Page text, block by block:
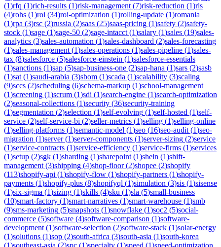
(1)rfq (1)rich-results (1)risk-management (7)risk-reduction (1)rls
(4)rohs (1)roi (34)roi-optimization (1)rolling-update (1)romania
(1)rpa (3)rsc (2)russia (2)saas (25)saas-pricing (1)safety (2)safety-
stock (1)sage (1)sage-50 (2)sage-intacct (1)salary (1)sales (19)sales-
analytics (3)sales-automation (1)sales-dashboard (2)sales-forecasting
(1)sales-management (1)sales-operations (1)sales-pipeline (1)sales-
tax (8)salesforce (5)salesforce-einstein (1)salesforce-essentials
(1)sanctions (1)sap (5)sap-business-one (2)sap-hana (1)sars (2)sasb
(1)sat (1)saudi-arabia (3)sbom (1)scada (1)scalability (3)scaling
(9)sccs (2)scheduling (6)schema-markup (1)school-management
(1)screening (1)scrum (1)sdi (1)search-engine (1)search-optimization
(2)seasonal-collections (1)security (36)security-training
(1)segmentation (2)selection (1)self-evolving (1)self-hosted (1)self-
service (2)self-service-bi (2)seller-metrics (1)selling (1)selling-online
(1)selling-platforms (1)semantic-model (1)seo (16)seo-audit (1)seo-
migration (1)server(1)server-components (1)server-sizing (2)service
(1)service-contracts (1)service-efficiency (1)service-firms (1)services
(1)setup (2)sgk (1)sharding (1)sharepoint (1)shein (1)shift-
management (3)shipping (4)shop-floor(2)shopee (2)shopify
(113)shopify-api (1)shopify-flow (1)shopify-partners (1)shopify-
payments (1)shopify-plus (8)shopifyql (1)simulation (3)sis (1)sisense
(1)six-sigma (1)sizing (1)skills (4)sku (1)sla (5)small-business
(10)smart-factory (1)smart-narratives (1)smart-warehouse (1)smb
(9)sms-marketing (5)snapshots (1)snowflake (1)soc2 (5)social-
commerce (5)software (4)software-comparison (1)software-
development (1)software-selection (2)software-stack (1)solar-energy
(1)solutions (1)sop (2)south-africa (3)south-asia (1)south-korea
(1)southeast-asia (2)spc (1)specialty (1)speed (1)speed-optimization